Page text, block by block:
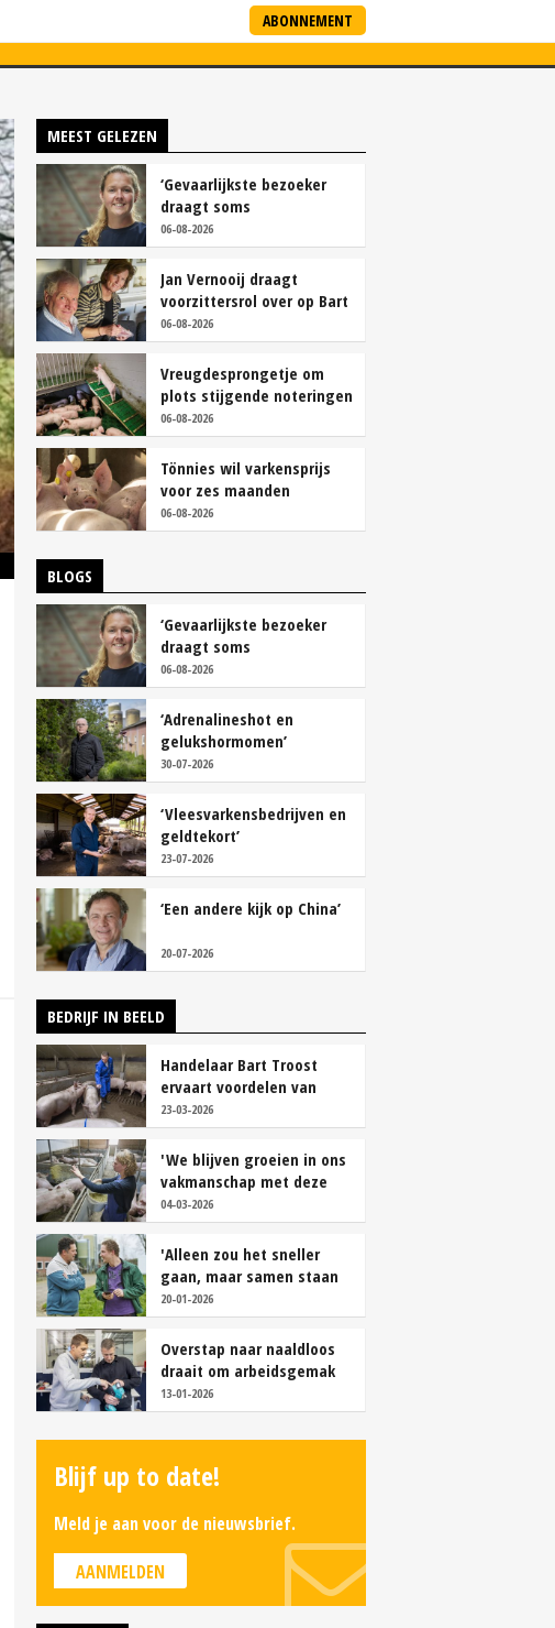
ABONNEMENT
MEEST GELEZEN
‘Gevaarlijkste bezoeker
draagt soms
overschoenen’
06-08-2026
Jan Vernooij draagt
voorzittersrol over op Bart
Camps
06-08-2026
Vreugdesprongetje om
plots stijgende noteringen
06-08-2026
Tönnies wil varkensprijs
voor zes maanden
vastleggen
06-08-2026
BLOGS
‘Gevaarlijkste bezoeker
draagt soms
overschoenen’
06-08-2026
‘Adrenalineshot en
gelukshormomen’
30-07-2026
‘Vleesvarkensbedrijven en
geldtekort’
23-07-2026
‘Een andere kijk op China’
20-07-2026
BEDRIJF IN BEELD
Handelaar Bart Troost
ervaart voordelen van
coöperatieve voerfusie
23-03-2026
'We blijven groeien in ons
vakmanschap met deze
teamaanpak'
04-03-2026
'Alleen zou het sneller
gaan, maar samen staan
we stukken sterker'
20-01-2026
Overstap naar naaldloos
draait om arbeidsgemak
en diervriendelijkheid
13-01-2026
Blijf up to date!
Meld je aan voor de nieuwsbrief.
AANMELDEN